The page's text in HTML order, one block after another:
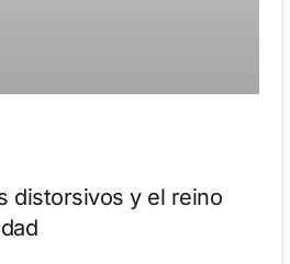
distorsivos y el reino